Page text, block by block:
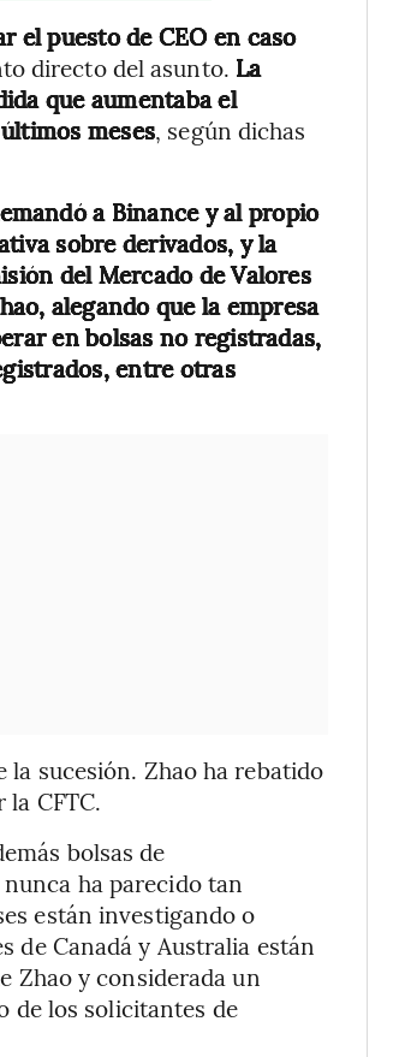
el puesto de CEO en caso
directo del asunto. La
que aumentaba el
meses, según dichas
a Binance y al propio
sobre derivados, y la
del Mercado de Valores
alegando que la empresa
en bolsas no registradas,
entre otras
sucesión. Zhao ha rebatido
CFTC.
bolsas de
ha parecido tan
están investigando o
de Canadá y Australia están
Zhao y considerada un
de los solicitantes de